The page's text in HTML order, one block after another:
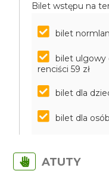
Bilet wstępu na
bilet
bilet ulgowy
renciści 59 zł
bilet dla
bilet dla
ATUTY